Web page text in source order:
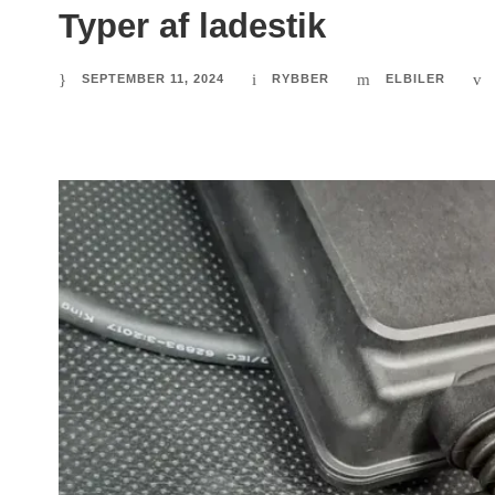
Typer af ladestik
SEPTEMBER 11, 2024 RYBBER ELBILER